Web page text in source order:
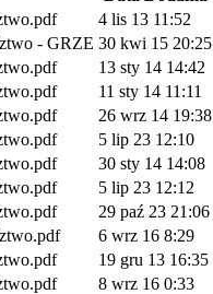
4 lis 13 11:52
- GRZE 30 kwi 15 20:25
13 sty 14 14:42
11 sty 14 11:11
26 wrz 14 19:38
5 lip 23 12:10
30 sty 14 14:08
5 lip 23 12:12
29 paź 23 21:06
6 wrz 16 8:29
19 gru 13 16:35
8 wrz 16 0:33